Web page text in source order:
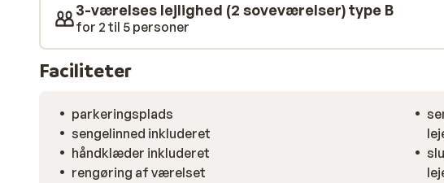
3-værelses lejlighed (2 soveværelser) type B
for 2 til 5 personer
Faciliteter
parkeringsplads
sengelinned inkluderet
håndklæder inkluderet
rengøring af værelset